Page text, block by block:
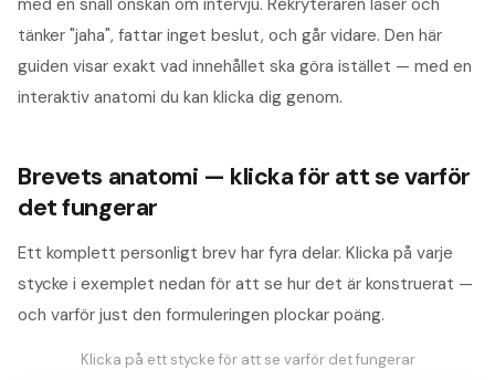
tänker "jaha", fattar inget beslut, och går vidare. Den här
guiden visar exakt vad innehållet ska göra istället — med en
interaktiv anatomi du kan klicka dig genom.
Brevets anatomi — klicka för att se varför
det fungerar
Ett komplett personligt brev har fyra delar. Klicka på varje
stycke i exemplet nedan för att se hur det är konstruerat —
och varför just den formuleringen plockar poäng.
Klicka på ett stycke för att se varför det fungerar